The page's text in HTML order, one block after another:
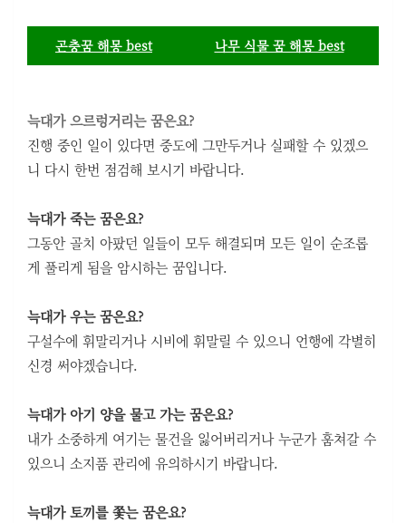
곤충꿈 해몽 best 나무 식물 꿈 해몽 best
늑대가 으르렁거리는 꿈은요?
진행 중인 일이 있다면 중도에 그만두거나 실패할 수 있겠으
니 다시 한번 점검해 보시기 바랍니다.
늑대가 죽는 꿈은요?
그동안 골치 아팠던 일들이 모두 해결되며 모든 일이 순조롭
게 풀리게 됨을 암시하는 꿈입니다.
늑대가 우는 꿈은요?
구설수에 휘말리거나 시비에 휘말릴 수 있으니 언행에 각별히
신경 써야겠습니다.
늑대가 아기 양을 물고 가는 꿈은요?
내가 소중하게 여기는 물건을 잃어버리거나 누군가 훔쳐갈 수
있으니 소지품 관리에 유의하시기 바랍니다.
늑대가 토끼를 쫓는 꿈은요?